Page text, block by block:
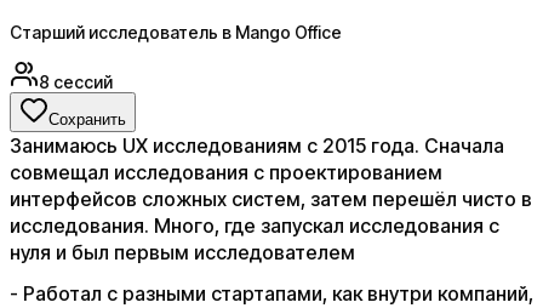
Старший исследователь в Mango Office
8 сессий
Сохранить
Занимаюсь UX исследованиям с 2015 года. Сначала
совмещал исследования с проектированием
интерфейсов сложных систем, затем перешёл чисто в
исследования. Много, где запускал исследования с
нуля и был первым исследователем​
​- Работал с разными стартапами, как внутри компаний,